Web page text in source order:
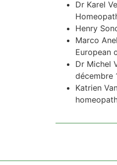
Dr Karel
Henry
Marco
European
Dr Michel
décembre
Katrien